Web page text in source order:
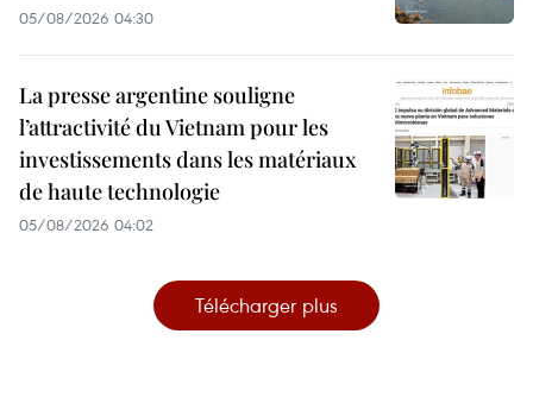
05/08/2026 04:30
La presse argentine souligne
l’attractivité du Vietnam pour les
investissements dans les matériaux
de haute technologie
05/08/2026 04:02
Télécharger plus